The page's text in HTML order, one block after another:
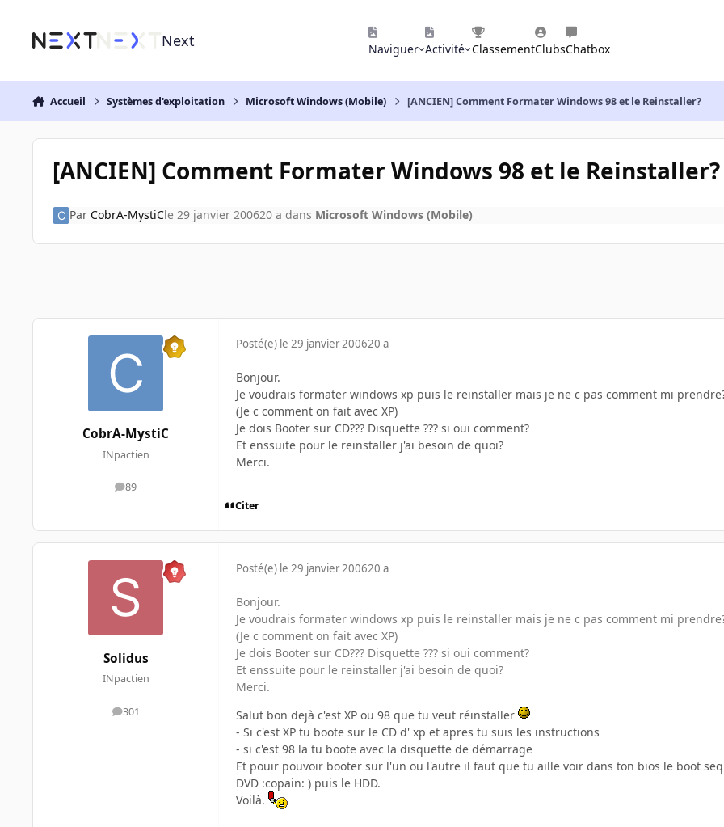
Next Naviguer Activité ClassementClubsChatbox
Accueil Systèmes d'exploitation Microsoft Windows (Mobile) [ANCIEN] Comment Formater Windows 98 et le Reinstaller?
[ANCIEN] Comment Formater Windows 98 et le Reinstaller?
Par CobrA-MystiCle 29 janvier 200620 a dans Microsoft Windows (Mobile)
CobrA-MystiC
INpactien
89
messages
Posté(e) le 29 janvier 200620 a
Bonjour.
Je voudrais formater windows xp puis le reinstaller mais je ne c pas comment mi
(Je c comment on fait avec XP)
Je dois Booter sur CD??? Disquette ??? si oui comment?
Et enssuite pour le reinstaller j'ai besoin de quoi?
Merci.
Citer
Solidus
INpactien
301
messages
Posté(e) le 29 janvier 200620 a
Bonjour.
Je voudrais formater windows xp puis le reinstaller mais je ne c pas comment mi
(Je c comment on fait avec XP)
Je dois Booter sur CD??? Disquette ??? si oui comment?
Et enssuite pour le reinstaller j'ai besoin de quoi?
Merci.
Salut bon dejà c'est XP ou 98 que tu veut réinstaller
- Si c'est XP tu boote sur le CD d' xp et apres tu suis les instructions
- si c'est 98 la tu boote avec la disquette de démarrage
Et pouir pouvoir booter sur l'un ou l'autre il faut que tu aille voir dans ton bios le boot
DVD :copain: ) puis le HDD.
Voilà.